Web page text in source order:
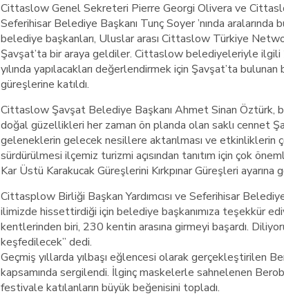
Cittaslow Genel Sekreteri Pierre Georgi Olivera ve
Seferihisar Belediye Başkanı Tunç Soyer ’nında
belediye başkanları, Uluslar arası Cittaslow Türkiye
Şavşat’ta bir araya geldiler. Cittaslow belediyeleriyle ilgili
yılında yapılacakları değerlendirmek için Şavşat’ta
güreşlerine katıldı.
Cittaslow Şavşat Belediye Başkanı Ahmet Sinan Öztürk,
doğal güzellikleri her zaman ön planda olan saklı cennet
geleneklerin gelecek nesillere aktarılması ve etkinliklerin
sürdürülmesi ilçemiz turizmi açısından tanıtım için çok
Kar Üstü Karakucak Güreşlerini Kırkpınar Güreşleri ayarına
Cittasplow Birliği Başkan Yardımcısı ve Seferihisar
ilimizde hissettirdiği için belediye başkanımıza teşekkür
kentlerinden biri, 230 kentin arasına girmeyi başardı.
keşfedilecek” dedi.
Geçmiş yıllarda yılbaşı eğlencesi olarak gerçekleştirilen
kapsamında sergilendi. İlginç maskelerle sahnelenen
festivale katılanların büyük beğenisini topladı.